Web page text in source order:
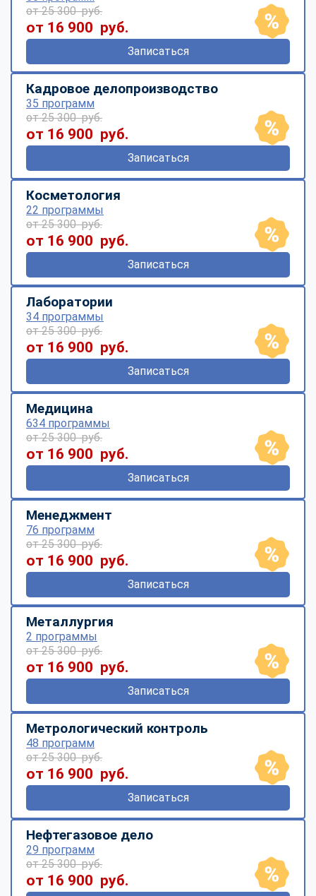
от 25 300 руб.
от 16 900 руб.
Записаться
Кадровое делопроизводство
35 программ
от 25 300 руб.
от 16 900 руб.
Записаться
Косметология
22 программы
от 25 300 руб.
от 16 900 руб.
Записаться
Лаборатории
34 программы
от 25 300 руб.
от 16 900 руб.
Записаться
Медицина
634 программы
от 25 300 руб.
от 16 900 руб.
Записаться
Менеджмент
76 программ
от 25 300 руб.
от 16 900 руб.
Записаться
Металлургия
2 программы
от 25 300 руб.
от 16 900 руб.
Записаться
Метрологический контроль
48 программ
от 25 300 руб.
от 16 900 руб.
Записаться
Нефтегазовое дело
29 программ
от 25 300 руб.
от 16 900 руб.